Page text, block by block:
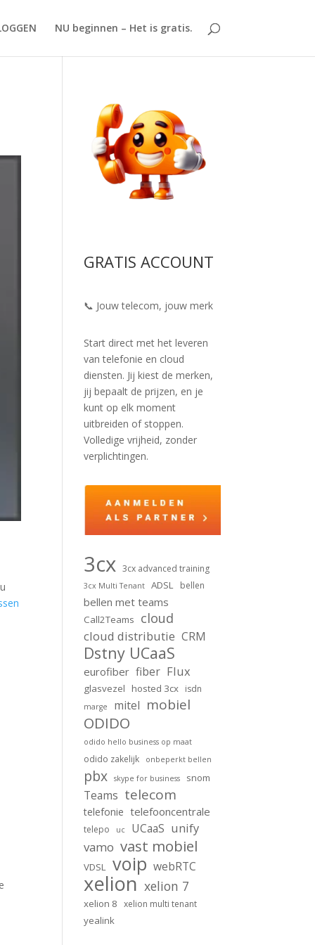
NU beginnen – Het is gratis.
GRATIS ACCOUNT
📞 Jouw telecom, jouw merk
Start direct met het leveren
van telefonie en cloud
diensten. Jij kiest de merken,
jij bepaalt de prijzen, en je
kunt op elk moment
uitbreiden of stoppen.
Volledige vrijheid, zonder
verplichtingen.
3cx 3cx advanced training
3cx Multi Tenant ADSL bellen
bellen met teams
Call2Teams cloud
cloud distributie CRM
Dstny UCaaS
eurofiber fiber Flux
glasvezel hosted 3cx isdn
marge mitel mobiel
ODIDO
odido hello business op maat
odido zakelijk onbeperkt bellen
pbx skype for business snom
Teams telecom
telefonie telefooncentrale
telepo uc UCaaS unify
vamo vast mobiel
VDSL voip webRTC
xelion xelion 7
xelion 8 xelion multi tenant
yealink